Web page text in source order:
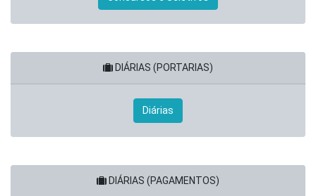
DIÁRIAS (PORTARIAS)
Diárias
DIÁRIAS (PAGAMENTOS)